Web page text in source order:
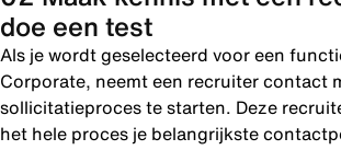
doe een test
Als je wordt geselecteerd voor een
Corporate, neemt een recruiter contact
sollicitatieproces te starten. Deze
het hele proces je belangrijkste